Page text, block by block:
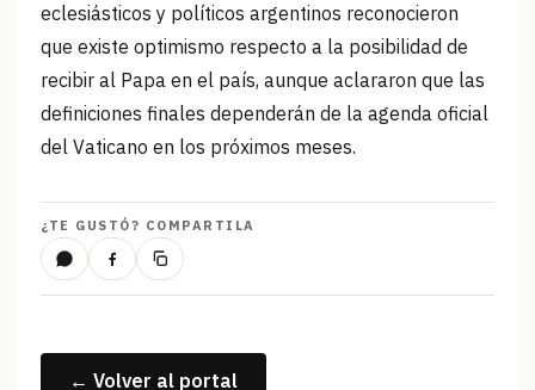
eclesiásticos y políticos argentinos reconocieron
que existe optimismo respecto a la posibilidad de
recibir al Papa en el país, aunque aclararon que las
definiciones finales dependerán de la agenda oficial
del Vaticano en los próximos meses.
¿TE GUSTÓ? COMPARTILA
← Volver al portal